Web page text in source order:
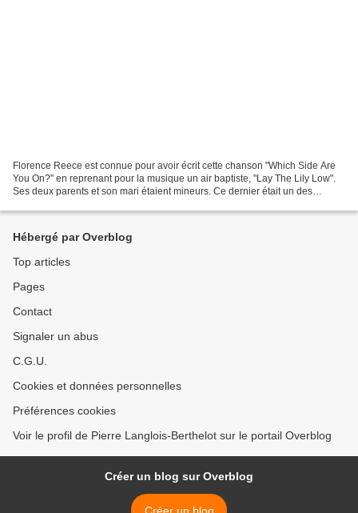
Florence Reece est connue pour avoir écrit cette chanson "Which Side Are
You On?" en reprenant pour la musique un air baptiste, "Lay The Lily Low".
Ses deux parents et son mari étaient mineurs. Ce dernier était un des
Hébergé par Overblog
Top articles
Pages
Contact
Signaler un abus
C.G.U.
Cookies et données personnelles
Préférences cookies
Voir le profil de Pierre Langlois-Berthelot sur le portail Overblog
Créer un blog sur Overblog